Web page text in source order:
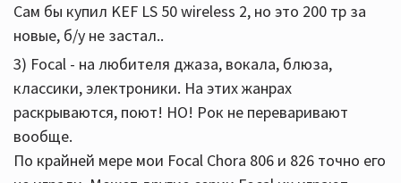
Сам бы купил KEF LS 50 wireless 2, но это 200 тр за
новые, б/у не застал..
3) Focal - на любителя джаза, вокала, блюза,
классики, электроники. На этих жанрах
раскрываются, поют! НО! Рок не переваривают
вообще.
По крайней мере мои Focal Chora 806 и 826 точно его